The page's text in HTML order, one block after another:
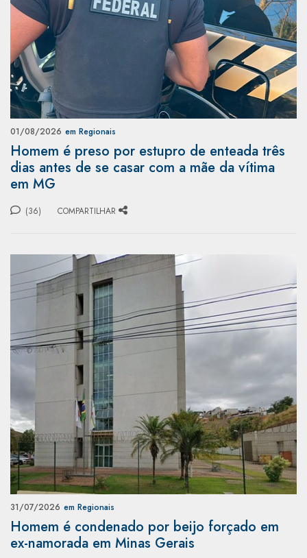
01/08/2026 em Regionais
Homem é preso por estupro de enteada três
dias antes de se casar com a mãe da vítima
em MG
(36) COMPARTILHAR
31/07/2026 em Regionais
Homem é condenado por beijo forçado em
ex-namorada em Minas Gerais